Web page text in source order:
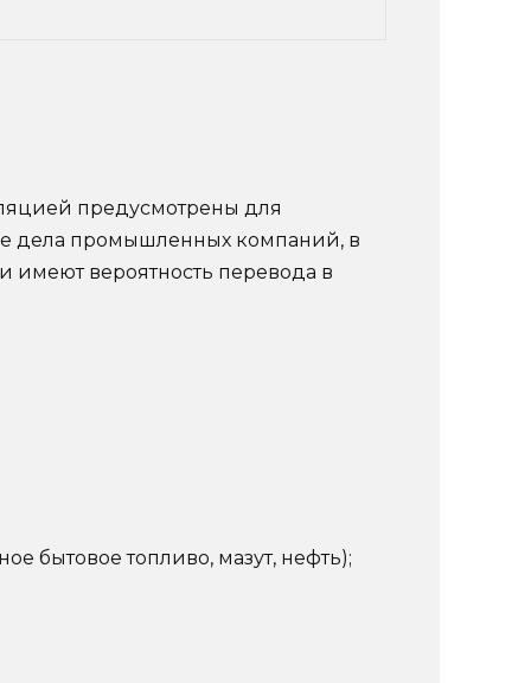
предусмотрены для
дела промышленных компаний, в
имеют вероятность перевода в
бытовое топливо, мазут, нефть);